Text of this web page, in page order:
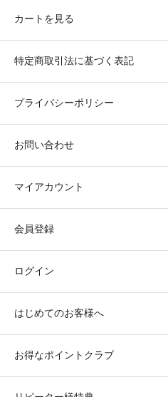
カートを見る
特定商取引法に基づく表記
プライバシーポリシー
お問い合わせ
マイアカウント
会員登録
ログイン
はじめてのお客様へ
お得なポイントクラブ